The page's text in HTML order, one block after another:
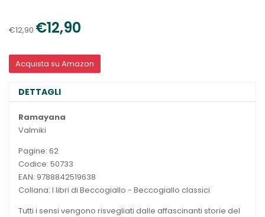
€12,90 €12,90
Acquista su Amazon
DETTAGLI
Ramayana
Valmiki
Pagine: 62
Codice: 50733
EAN: 9788842519638
Collana: I libri di Beccogiallo - Beccogiallo classici
Tutti i sensi vengono risvegliati dalle affascinanti storie del